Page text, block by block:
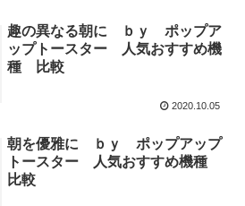
趣の異なる朝に ｂｙ ポップア
ップトースター 人気おすすめ機
種 比較
2020.10.05
朝を優雅に ｂｙ ポップアップ
トースター 人気おすすめ機種
比較